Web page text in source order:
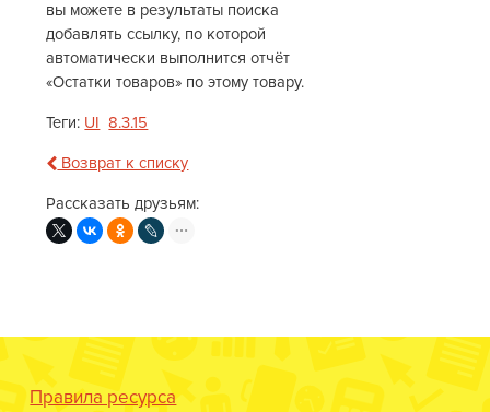
вы можете в результаты поиска
добавлять ссылку, по которой
автоматически выполнится отчёт
«Остатки товаров» по этому товару.
Теги: UI 8.3.15
Возврат к списку
Рассказать друзьям:
Правила ресурса